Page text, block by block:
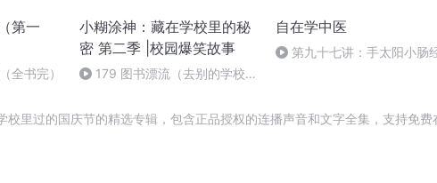
第一
全书完）
小糊涂神：藏在学校里的秘
密 第二季 |校园爆笑故事
179 图书漂流（去别的学校淘
自在学中医
第九十七讲：手太阳小肠
校里过的国庆节的精选专辑，包含正品授权的连播声音和文字全集，支持免费